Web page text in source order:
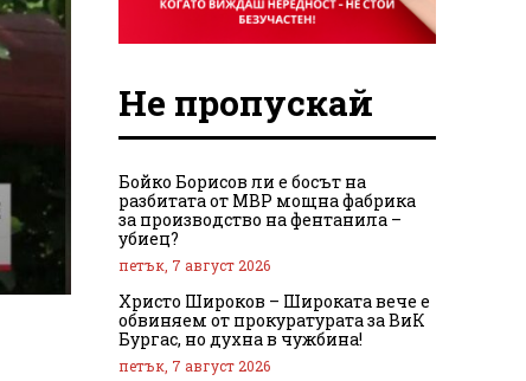
Не пропускай
Бойко Борисов ли е босът на
разбитата от МВР мощна фабрика
за производство на фентанила –
убиец?
петък, 7 август 2026
Христо Широков – Широката вече е
обвиняем от прокуратурата за ВиК
Бургас, но духна в чужбина!
петък, 7 август 2026